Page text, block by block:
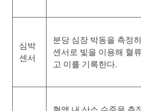
심박
센서
분당 심장 박동을 측정
센서로 빛을 이용해 혈
고 이를 기록한다.